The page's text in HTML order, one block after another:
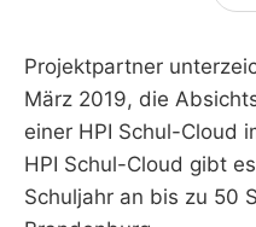
Projektpartner
März 2019, die
einer HPI Schul-Cloud
HPI Schul-Cloud gibt
Schuljahr an bis zu 50